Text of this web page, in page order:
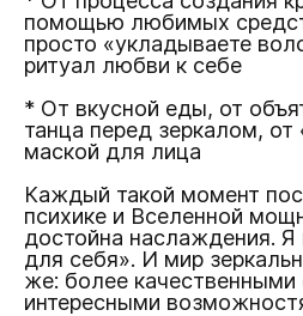
помощью любимых
просто «укладываете
ритуал любви к себе
* От вкусной еды, от
танца перед зеркалом, от
маской для лица
Каждый такой момент
психике и Вселенной
достойна наслаждения.
для себя». И мир
же: более
интересными